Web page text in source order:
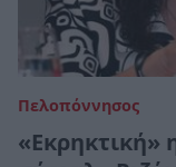
Πελοπόννησος
«Εκρηκτική»